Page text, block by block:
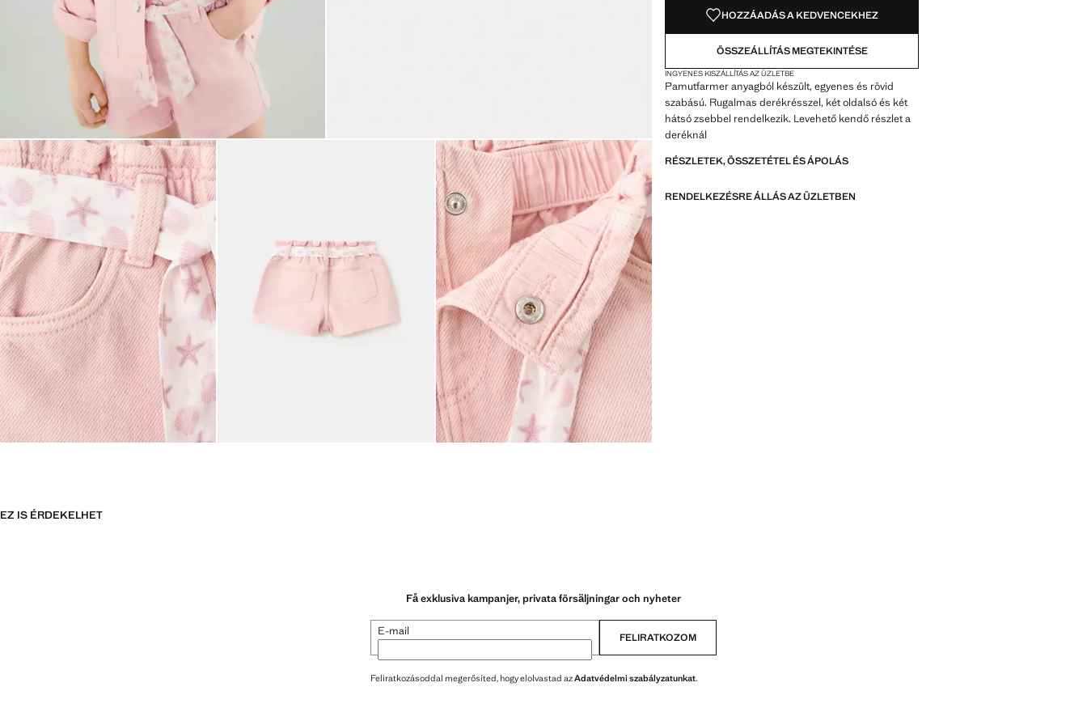
HOZZÁADÁS A KEDVENCEKHEZ
ÖSSZEÁLLÍTÁS MEGTEKINTÉSE
INGYENES KISZÁLLÍTÁS AZ ÜZLETBE
Pamutfarmer anyagból készült, egyenes és rövid
szabású. Rugalmas derékrésszel, két oldalsó és két
hátsó zsebbel rendelkezik. Levehető kendő részlet a
deréknál
RÉSZLETEK, ÖSSZETÉTEL ÉS ÁPOLÁS
RENDELKEZÉSRE ÁLLÁS AZ ÜZLETBEN
EZ IS ÉRDEKELHET
Få exklusiva kampanjer, privata försäljningar och nyheter
E-mail FELIRATKOZOM
Feliratkozásoddal megerősíted, hogy elolvastad azAdatvédelmi szabályzatunkat.